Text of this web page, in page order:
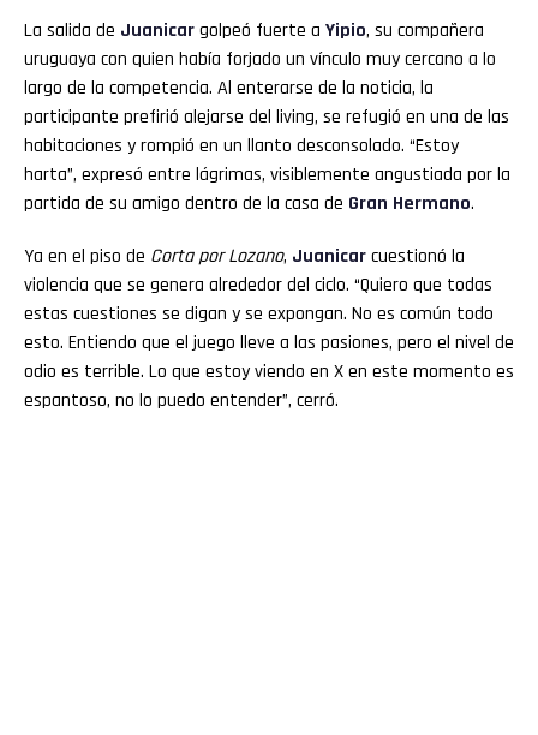
La salida de Juanicargolpeó fuerte a Yipio, su compañera
uruguaya con quien había forjado un vínculo muy cercano a lo
largo de la competencia. Al enterarse de la noticia, la
participante prefirió alejarse del living, se refugió en una de las
habitaciones y rompió en un llanto desconsolado. “Estoy
harta”, expresó entre lágrimas, visiblemente angustiada por la
partida de su amigo dentro de la casa de Gran Hermano.
Ya en el piso de Corta por Lozano, Juanicarcuestionó la
violencia que se genera alrededor del ciclo. “Quiero que todas
estas cuestiones se digan y se expongan. No es común todo
esto. Entiendo que el juego lleve a las pasiones, pero el nivel de
odio es terrible. Lo que estoy viendo en X en este momento es
espantoso, no lo puedo entender”, cerró.